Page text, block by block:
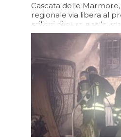
Cascata delle
regionale via libera al
milioni di euro per la
il consolidamento del